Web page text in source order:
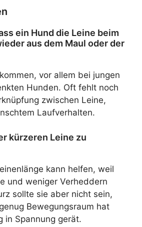
ein Hund die Leine beim
aus dem Maul oder der
vor allem bei jungen
Hunden. Oft fehlt noch
zwischen Leine,
Laufverhalten.
kürzeren Leine zu
kann helfen, weil
und weniger Verheddern
sollte sie aber nicht sein,
Bewegungsraum hat
in Spannung gerät.